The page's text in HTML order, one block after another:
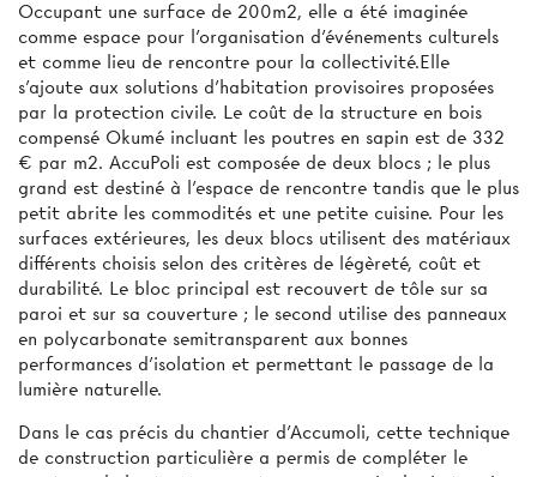
Occupant une surface de 200m2, elle a été imaginée
comme espace pour l’organisation d’événements culturels
et comme lieu de rencontre pour la collectivité.Elle
s’ajoute aux solutions d’habitation provisoires proposées
par la protection civile. Le coût de la structure en bois
compensé Okumé incluant les poutres en sapin est de 332
€ par m2. AccuPoli est composée de deux blocs ; le plus
grand est destiné à l’espace de rencontre tandis que le plus
petit abrite les commodités et une petite cuisine. Pour les
surfaces extérieures, les deux blocs utilisent des matériaux
différents choisis selon des critères de légèreté, coût et
durabilité. Le bloc principal est recouvert de tôle sur sa
paroi et sur sa couverture ; le second utilise des panneaux
en polycarbonate semitransparent aux bonnes
performances d’isolation et permettant le passage de la
lumière naturelle.
Dans le cas précis du chantier d’Accumoli, cette technique
de construction particulière a permis de compléter le